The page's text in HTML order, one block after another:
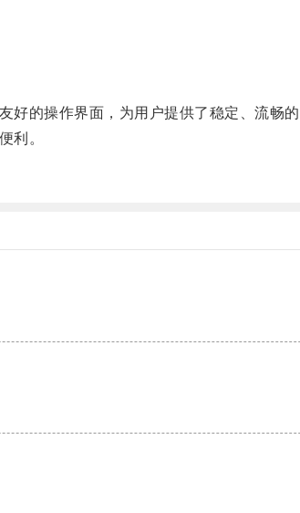
的操作界面，为用户提供了稳定、流畅的
利。